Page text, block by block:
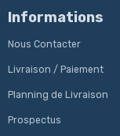
Informations
Nous Contacter
Livraison / Paiement
Planning de Livraison
Prospectus